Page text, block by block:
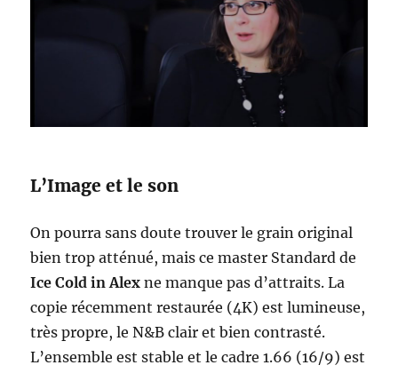
L’Image et le son
On pourra sans doute trouver le grain original
bien trop atténué, mais ce master Standard de
Ice Cold in Alex ne manque pas d’attraits. La
copie récemment restaurée (4K) est lumineuse,
très propre, le N&B clair et bien contrasté.
L’ensemble est stable et le cadre 1.66 (16/9) est